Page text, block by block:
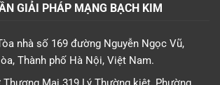
GIẢI PHÁP MẠNG BẠCH KIM
nhà số 169 đường Nguyễn Ngọc Vũ,
Thành phố Hà Nội, Việt Nam.